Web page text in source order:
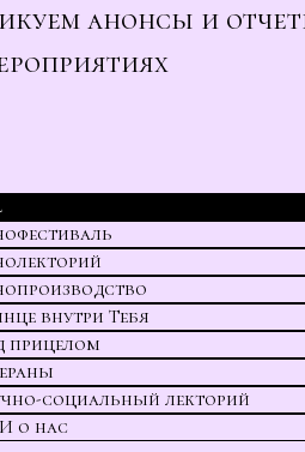
анонсы и
внутри Тебя
прицелом
социальный лекторий
о нас